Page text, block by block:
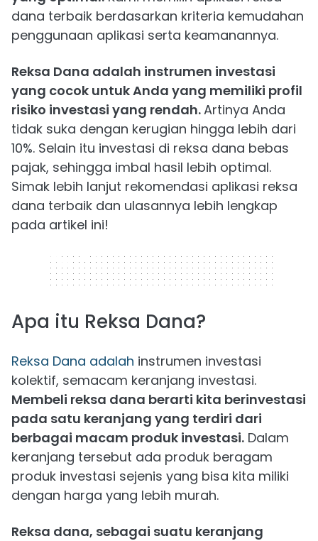
dana terbaik berdasarkan kriteria kemudahan
penggunaan aplikasi serta keamanannya.
Reksa Dana adalah instrumen investasi
yang cocok untuk Anda yang memiliki profil
risiko investasi yang rendah.Artinya Anda
tidak suka dengan kerugian hingga lebih dari
10%. Selain itu investasi di reksa dana bebas
pajak, sehingga imbal hasil lebih optimal.
Simak lebih lanjut rekomendasi aplikasi reksa
dana terbaik dan ulasannya lebih lengkap
pada artikel ini!
320 x 50
Apa itu Reksa Dana?
Reksa Dana adalah instrumen investasi
kolektif, semacam keranjang investasi.
Membeli reksa dana berarti kita berinvestasi
pada satu keranjang yang terdiri dari
berbagai macam produk investasi. Dalam
keranjang tersebut ada produk beragam
produk investasi sejenis yang bisa kita miliki
dengan harga yang lebih murah.
Reksa dana, sebagai suatu keranjang